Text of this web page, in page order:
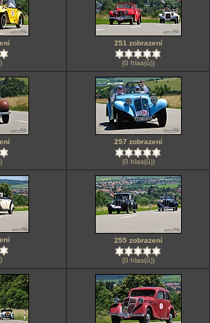
251 zobrazení
(0 hlas(ů))
257 zobrazení
(0 hlas(ů))
255 zobrazení
(0 hlas(ů))